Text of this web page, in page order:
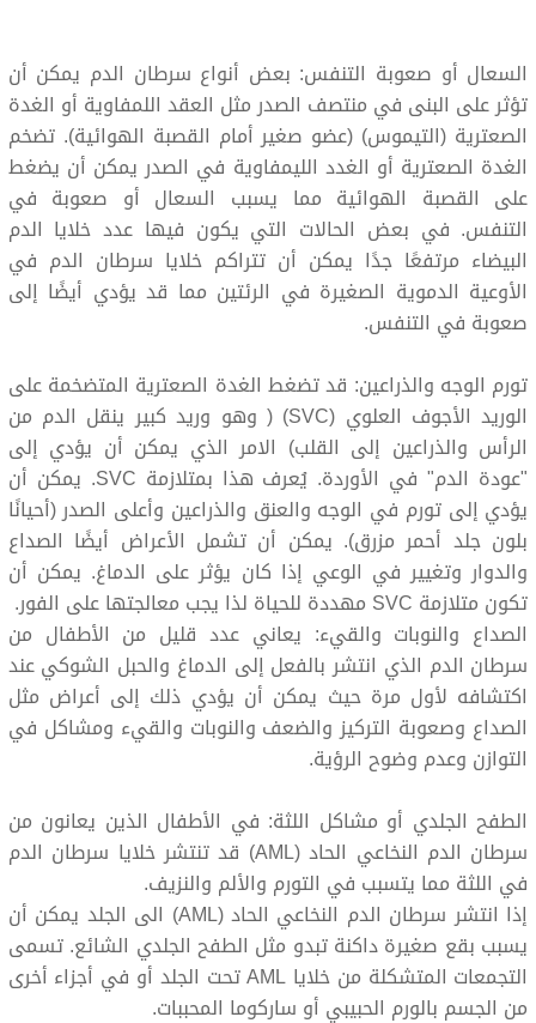
السعال أو صعوبة التنفس: بعض أنواع سرطان الدم يمكن أن
تؤثر على البنى في منتصف الصدر مثل العقد اللمفاوية أو الغدة
الصعترية (التيموس) (عضو صغير أمام القصبة الهوائية). تضخم
الغدة الصعترية أو الغدد الليمفاوية في الصدر يمكن أن يضغط
على القصبة الهوائية مما يسبب السعال أو صعوبة في
التنفس. في بعض الحالات التي يكون فيها عدد خلايا الدم
البيضاء مرتفعًا جدًا يمكن أن تتراكم خلايا سرطان الدم في
الأوعية الدموية الصغيرة في الرئتين مما قد يؤدي أيضًا إلى
صعوبة في التنفس.
تورم الوجه والذراعين: قد تضغط الغدة الصعترية المتضخمة على
الوريد الأجوف العلوي (SVC) ( وهو وريد كبير ينقل الدم من
الرأس والذراعين إلى القلب) الامر الذي يمكن أن يؤدي إلى
"عودة الدم" في الأوردة. يُعرف هذا بمتلازمة SVC. يمكن أن
يؤدي إلى تورم في الوجه والعنق والذراعين وأعلى الصدر (أحيانًا
بلون جلد أحمر مزرق). يمكن أن تشمل الأعراض أيضًا الصداع
والدوار وتغيير في الوعي إذا كان يؤثر على الدماغ. يمكن أن
تكون متلازمة SVC مهددة للحياة لذا يجب معالجتها على الفور.
الصداع والنوبات والقيء: يعاني عدد قليل من الأطفال من
سرطان الدم الذي انتشر بالفعل إلى الدماغ والحبل الشوكي عند
اكتشافه لأول مرة حيث يمكن أن يؤدي ذلك إلى أعراض مثل
الصداع وصعوبة التركيز والضعف والنوبات والقيء ومشاكل في
التوازن وعدم وضوح الرؤية.
الطفح الجلدي أو مشاكل اللثة: في الأطفال الذين يعانون من
سرطان الدم النخاعي الحاد (AML) قد تنتشر خلايا سرطان الدم
في اللثة مما يتسبب في التورم والألم والنزيف.
إذا انتشر سرطان الدم النخاعي الحاد (AML) الى الجلد يمكن أن
يسبب بقع صغيرة داكنة تبدو مثل الطفح الجلدي الشائع. تسمى
التجمعات المتشكلة من خلايا AML تحت الجلد أو في أجزاء أخرى
من الجسم بالورم الحبيبي أو ساركوما المحببات.